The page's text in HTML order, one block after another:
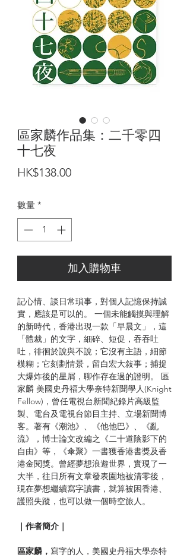
區家麟作品集：二千零四
十七夜
HK$138.00價
數量 *
加入購物車
記心情、談日常瑣事，對個人記憶保持誠
實，應該是可以的。 一個未能觸摸與理解
的新時代，香港出現一款「早晨文」，這
「體裁」的文字，細碎、短促，吞吞吐
吐，徘徊於說與不說；它沒有主語，細節
模糊；它刻劃情景，留白宏大敍事；捕捉
大爆炸後的星屑，聊作存在過的證明。 區
家麟 美國史丹福大學奈特新聞學人(Knight
Fellow)，曾任電視台新聞紀錄片高級監
製、電台及電視台節目主持、立場新聞博
客。著有《潮池》、《他他巴》、《亂
流》，博士論文改編之《二十道陰影下的
自由》等，《傘聚》一書獲香港書獎及香
港金閱獎。曾經夢想浪遊世界，實現了一
大半，往日所有文章發表園地被清零後，
現在夢想繼續寫字讀書，就算被困香港、
護照失蹤，也可以做一個時空旅人。
｜作者簡介｜
區家麟， 寫字的人，美國史丹福大學奈特